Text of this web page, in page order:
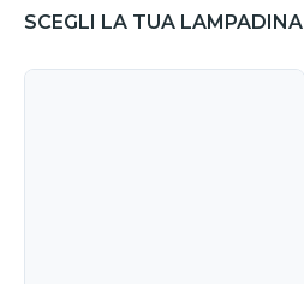
SCEGLI LA TUA LAMPADINA